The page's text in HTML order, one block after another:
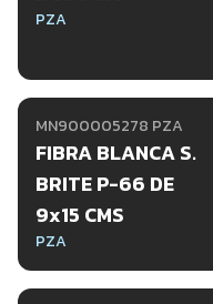
PZA
MN900005278 PZA
FIBRA BLANCA S.
BRITE P-66 DE
9x15 CMS
PZA